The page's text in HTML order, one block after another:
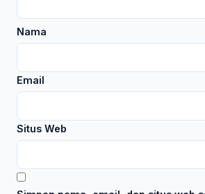
Nama
Email
Situs Web